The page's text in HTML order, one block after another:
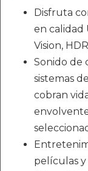
Disfruta
en calidad
Vision,
Sonido de
sistemas
cobran
películas y